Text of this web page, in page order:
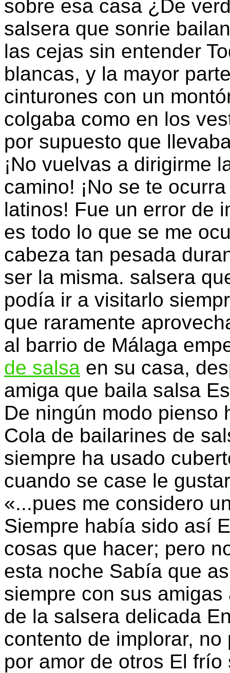
sobre esa casa ¿De
salsera que sonrie
las cejas sin entender
blancas, y la mayor
cinturones con un
colgaba como en los
por supuesto que
¡No vuelvas a dirigirme
camino! ¡No se te
latinos! Fue un error de
es todo lo que se me
cabeza tan pesada
ser la misma. salsera
podía ir a visitarlo
que raramente
al barrio de Málaga
de salsa en su casa,
amiga que baila salsa
De ningún modo pienso
Cola de bailarines de
siempre ha usado
cuando se case le
«...pues me considero
Siempre había sido así
cosas que hacer; pero
esta noche Sabía que
siempre con sus
de la salsera delicada
contento de implorar,
por amor de otros El